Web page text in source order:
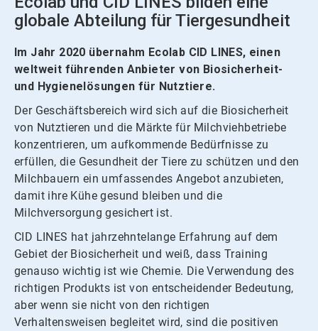
globale Abteilung für Tiergesundheit
Im Jahr 2020 übernahm Ecolab CID LINES, einen
weltweit führenden Anbieter von Biosicherheit-
und Hygienelösungen für Nutztiere.
Der Geschäftsbereich wird sich auf die Biosicherheit
von Nutztieren und die Märkte für Milchviehbetriebe
konzentrieren, um aufkommende Bedürfnisse zu
erfüllen, die Gesundheit der Tiere zu schützen und den
Milchbauern ein umfassendes Angebot anzubieten,
damit ihre Kühe gesund bleiben und die
Milchversorgung gesichert ist.
CID LINES hat jahrzehntelange Erfahrung auf dem
Gebiet der Biosicherheit und weiß, dass Training
genauso wichtig ist wie Chemie.​​​​​​​ Die Verwendung des
richtigen Produkts ist von entscheidender Bedeutung,
aber wenn sie nicht von den richtigen
Verhaltensweisen begleitet wird, sind die positiven